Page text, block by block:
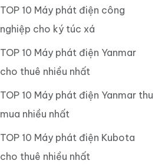
TOP 10 Máy phát điện công
nghiệp cho ký túc xá
TOP 10 Máy phát điện Yanmar
cho thuê nhiều nhất
TOP 10 Máy phát điện Yanmar thu
mua nhiều nhất
TOP 10 Máy phát điện Kubota
cho thuê nhiều nhất